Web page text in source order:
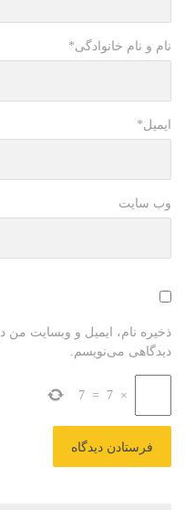
نام و نام خانوادگی*
ایمیل*
وب سایت
ذخیره نام، ایمیل و وبسایت من
دیدگاهی می‌نویسم.
×
7
=
7